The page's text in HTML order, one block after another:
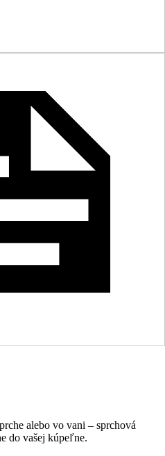
alebo vo vani – sprchová
do vašej kúpeľne.